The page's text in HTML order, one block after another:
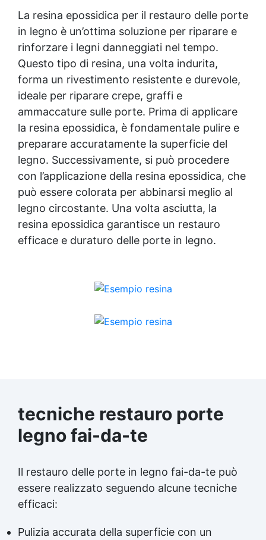
La resina epossidica per il restauro delle porte
in legno è un’ottima soluzione per riparare e
rinforzare i legni danneggiati nel tempo.
Questo tipo di resina, una volta indurita,
forma un rivestimento resistente e durevole,
ideale per riparare crepe, graffi e
ammaccature sulle porte. Prima di applicare
la resina epossidica, è fondamentale pulire e
preparare accuratamente la superficie del
legno. Successivamente, si può procedere
con l’applicazione della resina epossidica, che
può essere colorata per abbinarsi meglio al
legno circostante. Una volta asciutta, la
resina epossidica garantisce un restauro
efficace e duraturo delle porte in legno.
tecniche restauro porte
legno fai-da-te
Il restauro delle porte in legno fai-da-te può
essere realizzato seguendo alcune tecniche
efficaci:
Pulizia accurata della superficie con un